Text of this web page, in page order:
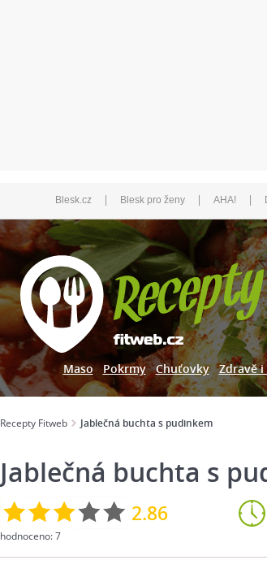
Blesk.cz | Blesk pro ženy | AHA! |
Maso Pokrmy Chuťovky Zdravě
Recepty Fitweb Jablečná buchta s pudinkem
Jablečná buchta s
2.86
hodnoceno:7